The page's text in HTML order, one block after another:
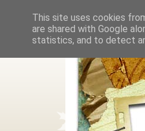
This site uses cookies
are shared with Google
statistics, and to detect